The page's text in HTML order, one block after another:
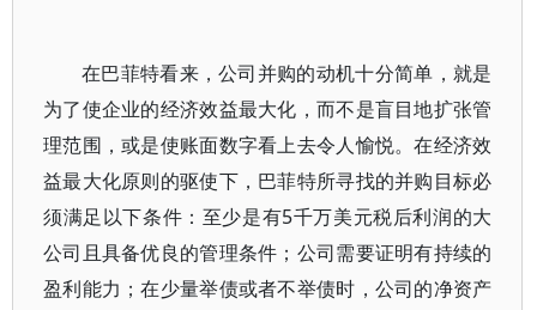
在巴菲特看来，公司并购的动机十分简单，就是
为了使企业的经济效益最大化，而不是盲目地扩张管
理范围，或是使账面数字看上去令人愉悦。在经济效
益最大化原则的驱使下，巴菲特所寻找的并购目标必
须满足以下条件：至少是有5千万美元税后利润的大
公司且具备优良的管理条件；公司需要证明有持续的
盈利能力；在少量举债或者不举债时，公司的净资产